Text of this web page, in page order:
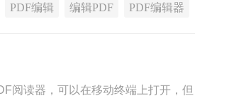
PDF编辑 编辑PDF PDF编辑器
阅读器，可以在移动终端上打开，但